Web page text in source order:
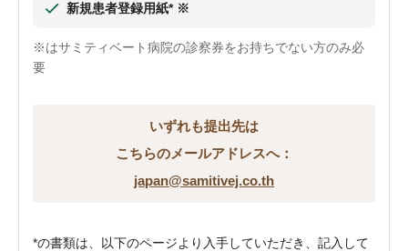
新規患者登録用紙* ※
※はサミティベート病院の診察券をお持ちでない方のみ必
要
いずれも提出先は
こちらのメールアドレスへ：
japan@samitivej.co.th
*の書類は、以下のページより入手していただき、記入して